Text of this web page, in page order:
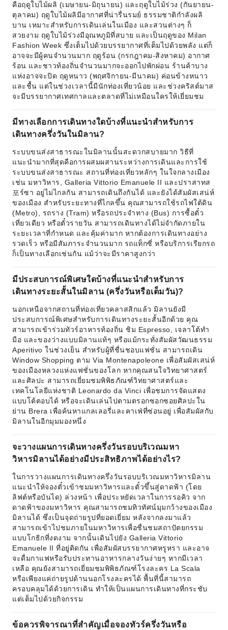
คือฤดูใบไม้ผลิ (เมษายน-มิถุนายน) และฤดูใบไม้ร่วง (กันยายน-
ตุลาคม) ฤดูใบไม้ผลิมีอากาศที่น่ารื่นรมย์ ธรรมชาติกำลังผลิ
บาน เหมาะสำหรับการเดินเล่นในเมือง และสวนต่างๆ ก็
สวยงาม ฤดูใบไม้ร่วงมีอุณหภูมิที่สบาย และเป็นฤดูของ Milan
Fashion Week ซึ่งเต็มไปด้วยบรรยากาศที่เต็มไปด้วยพลัง แต่ก็
อาจจะมีผู้คนจำนวนมาก ฤดูร้อน (กรกฎาคม-สิงหาคม) อากาศ
ร้อน และชาวท้องถิ่นจำนวนมากจะออกไปพักผ่อน ร้านค้าบาง
แห่งอาจจะปิด ฤดูหนาว (พฤศจิกายน-มีนาคม) ค่อนข้างหนาว
และชื้น แต่ในช่วงเวลานี้มีนักท่องเที่ยวน้อย และช่วงคริสต์มาส
จะมีบรรยากาศเทศกาลและตลาดที่ไม่เหมือนใครให้เยี่ยมชม
มีทางเลือกการเดินทางใดบ้างที่แนะนำสำหรับการ
เดินทางครึ่งวันในมิลาน?
ระบบขนส่งสาธารณะในมิลานนั้นสะดวกสบายมาก วิธีที่
แนะนำมากที่สุดคือการผสมผสานระหว่างการเดินและการใช้
ระบบขนส่งสาธารณะ สถานที่ท่องเที่ยวหลักๆ ในใจกลางเมือง
เช่น มหาวิหาร, Galleria Vittorio Emanuele II และปราสาทส
포ร์ซา อยู่ไม่ไกลกัน สามารถเดินถึงกันได้ และยังได้สัมผัสเสน่ห์
ของเมือง สำหรับระยะทางที่ไกลขึ้น คุณสามารถใช้รถไฟใต้ดิน
(Metro), รถราง (Tram) หรือรถประจำทาง (Bus) การซื้อตั๋ว
เที่ยวเดียว หรือตั๋วรายวัน สามารถเดินทางได้ไม่จำกัดภายใน
ระยะเวลาที่กำหนด และคุ้มค่ามาก หากต้องการเดินทางอย่าง
รวดเร็ว หรือมีสัมภาระจำนวนมาก รถแท็กซี่ หรือบริการเรียกรถ
ก็เป็นทางเลือกเช่นกัน แม้ว่าจะมีราคาสูงกว่า
มีประสบการณ์พิเศษใดบ้างที่แนะนำสำหรับการ
เดินทางระยะสั้นในมิลาน (ครึ่งวันหรือเต็มวัน)?
นอกเหนือจากสถานที่ท่องเที่ยวคลาสสิกแล้ว มิลานยังมี
ประสบการณ์พิเศษสำหรับการเดินทางระยะสั้นอีกด้วย คุณ
สามารถเข้าร่วมทัวร์อาหารท้องถิ่น ชิม Espresso, เจลาโต้ทำ
มือ และของว่างแบบมิลานแท้ๆ หรือแม้กระทั่งสัมผัสวัฒนธรรม
Aperitivo ในช่วงเย็น สำหรับผู้ที่ชื่นชอบแฟชั่น สามารถเดิน
Window Shopping ตาม Via Montenapoleone เพื่อสัมผัสเสน่ห์
ของเมืองหลวงแห่งแฟชั่นของโลก หากคุณสนใจวิทยาศาสตร์
และศิลปะ สามารถเยี่ยมชมพิพิธภัณฑ์วิทยาศาสตร์และ
เทคโนโลยีแห่งชาติ Leonardo da Vinci เพื่อชมการจัดแสดง
แบบโต้ตอบได้ หรือจะเดินเล่นไปตามตรอกซอกซอยศิลปะใน
ย่าน Brera เพื่อค้นหาแกลเลอรี่และคาเฟ่ที่ซ่อนอยู่ เพื่อสัมผัสกับ
มิลานในอีกมุมมองหนึ่ง
จะวางแผนการเดินทางครึ่งวันรอบบริเวณมหา
วิหารมิลานได้อย่างมีประสิทธิภาพได้อย่างไร?
ในการวางแผนการเดินทางครึ่งวันรอบบริเวณมหาวิหารมิลาน
แนะนำให้จองตั๋วเข้าชมมหาวิหารและตั๋วขึ้นสู่ดาดฟ้า (โดย
ลิฟต์หรือบันได) ล่วงหน้า เพื่อประหยัดเวลาในการรอคิว จาก
ดาดฟ้าของมหาวิหาร คุณสามารถชมทิวทัศน์มุมกว้างของเมือง
มิลานได้ ซึ่งเป็นจุดถ่ายรูปที่ยอดเยี่ยม หลังจากลงมาแล้ว
สามารถเข้าไปชมภายในมหาวิหารเพื่อชื่นชมสถาปัตยกรรม
แบบโกธิกที่งดงาม จากนั้นเดินไปยัง Galleria Vittorio
Emanuele II ที่อยู่ติดกัน เพื่อสัมผัสบรรยากาศหรูหรา และอาจ
จะดื่มกาแฟหรือรับประทานอาหารกลางวันง่ายๆ หากมีเวลา
เหลือ คุณยังสามารถเยี่ยมชมพิพิธภัณฑ์โรงละคร La Scala
หรือเพียงแค่ถ่ายรูปด้านนอกโรงละครได้ พื้นที่นี้สามารถ
ครอบคลุมได้ด้วยการเดิน ทำให้เป็นแผนการเดินทางที่กระชับ
แต่เต็มไปด้วยกิจกรรม
ข้อควรพิจารณาที่สำคัญเมื่อจองทัวร์ครึ่งวันหรือ